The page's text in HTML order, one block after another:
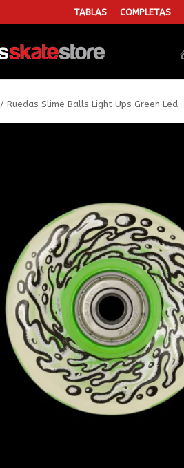
TABLAS COMPLETAS
/ Ruedas Slime Balls Light Ups Green Led